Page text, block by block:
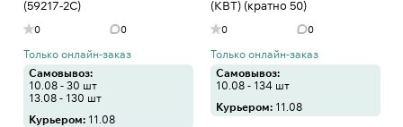
(59217-2C)
0 0
Только онлайн-заказ
Самовывоз:
10.08 - 30 шт
13.08 - 130 шт
Курьером: 11.08
(КВТ) (кратно 50)
0 0
Только онлайн-заказ
Самовывоз:
10.08 - 134 шт
Курьером: 11.08